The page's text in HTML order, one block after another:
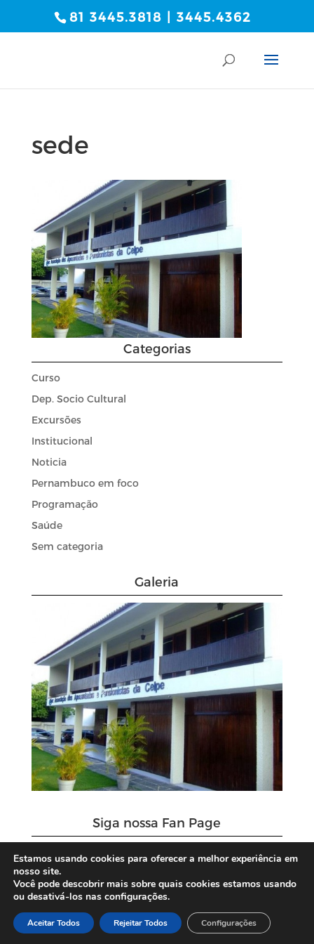
81 3445.3818 | 3445.4362
sede
Categorias
Curso
Dep. Socio Cultural
Excursões
Institucional
Noticia
Pernambuco em foco
Programação
Saúde
Sem categoria
Galeria
Siga nossa Fan Page
Estamos usando cookies para oferecer a melhor experiência em
nosso site.
Você pode descobrir mais sobre quais cookies estamos usando
ou desativá-los nas configurações.
Aceitar Todos Rejeitar Todos Configurações